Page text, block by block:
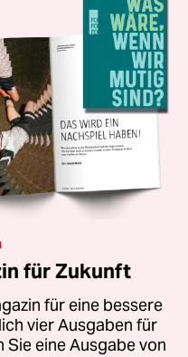
für Zukunft
für eine bessere
vier Ausgaben für
Sie eine Ausgabe von